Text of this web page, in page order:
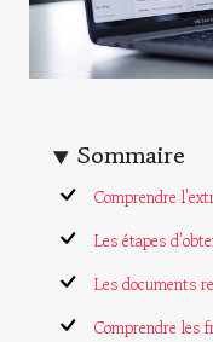
Sommaire
Comprendre
Les étapes
Les documents
Comprendre les